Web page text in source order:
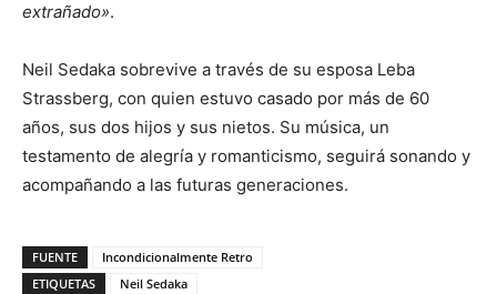
extrañado».
Neil Sedaka sobrevive a través de su esposa Leba
Strassberg, con quien estuvo casado por más de 60
años, sus dos hijos y sus nietos. Su música, un
testamento de alegría y romanticismo, seguirá sonando y
acompañando a las futuras generaciones.
FUENTE
Incondicionalmente Retro
ETIQUETAS
Neil Sedaka